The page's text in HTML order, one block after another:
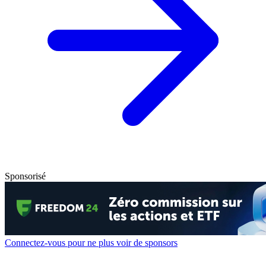
Sponsorisé
Connectez-vous pour ne plus voir de sponsors